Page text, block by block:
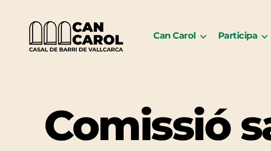
Can Carol Participa
Comissió